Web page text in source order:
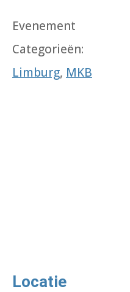
Evenement
Categorieën:
Limburg, MKB
Locatie